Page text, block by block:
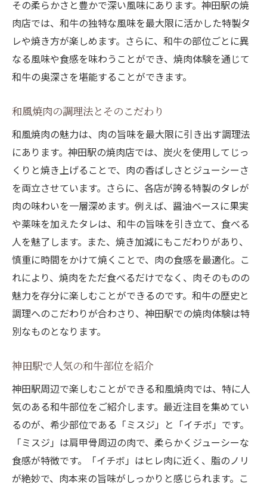
神田駅で体験する特別な焼肉シーン
和牛の品質を感じる瞬間
焼肉のプロが教える特別な楽しみ方
特別な日のための焼肉プラン
神田駅の伝統的な焼肉文化を体感
神田駅の和牛焼肉で感じる炭火の香ばしさ
炭火焼きの香ばしさが和牛を引き立てる理
由
和牛と炭火の絶妙な組み合わせ
炭火焼きの技術とその工夫
神田駅の焼肉店で炭火焼きを堪能する
炭火焼きがもたらす香ばしい風味
地元で愛される炭火焼きの魅力
神田駅で和牛の究極の美味しさを体験しよう
和牛の美味しさを引き出す料理法
神田駅で和牛を楽しむためのガイド
和牛の高品質を評価するポイント
神田駅で見つける和牛の新たな発見
和牛の魅力を再発見するための旅
その柔らかさと豊かで深い風味にあります。神田駅の焼
肉店では、和牛の独特な風味を最大限に活かした特製タ
レや焼き方が楽しめます。さらに、和牛の部位ごとに異
なる風味や食感を味わうことができ、焼肉体験を通じて
和牛の奥深さを堪能することができます。
和風焼肉の調理法とそのこだわり
和風焼肉の魅力は、肉の旨味を最大限に引き出す調理法
にあります。神田駅の焼肉店では、炭火を使用してじっ
くりと焼き上げることで、肉の香ばしさとジューシーさ
を両立させています。さらに、各店が誇る特製のタレが
肉の味わいを一層深めます。例えば、醤油ベースに果実
や薬味を加えたタレは、和牛の旨味を引き立て、食べる
人を魅了します。また、焼き加減にもこだわりがあり、
慎重に時間をかけて焼くことで、肉の食感を最適化。こ
れにより、焼肉をただ食べるだけでなく、肉そのものの
魅力を存分に楽しむことができるのです。和牛の歴史と
調理へのこだわりが合わさり、神田駅での焼肉体験は特
別なものとなります。
神田駅で人気の和牛部位を紹介
神田駅周辺で楽しむことができる和風焼肉では、特に人
気のある和牛部位をご紹介します。最近注目を集めてい
るのが、希少部位である「ミスジ」と「イチボ」です。
「ミスジ」は肩甲骨周辺の肉で、柔らかくジューシーな
食感が特徴です。「イチボ」はヒレ肉に近く、脂のノリ
が絶妙で、肉本来の旨味がしっかりと感じられます。こ